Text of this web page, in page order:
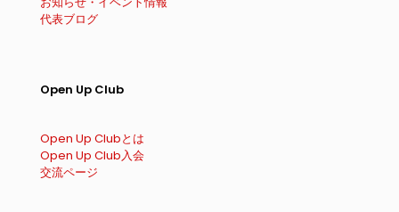
代表ブログ
Open Up Club
Open Up Clubとは
Open Up Club入会
交流ページ